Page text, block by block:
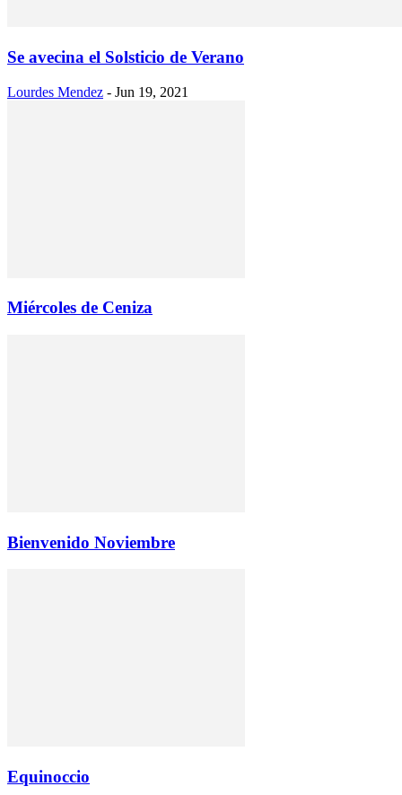
Se avecina el Solsticio de Verano
Lourdes Mendez - Jun 19, 2021
Miércoles de Ceniza
Bienvenido Noviembre
Equinoccio